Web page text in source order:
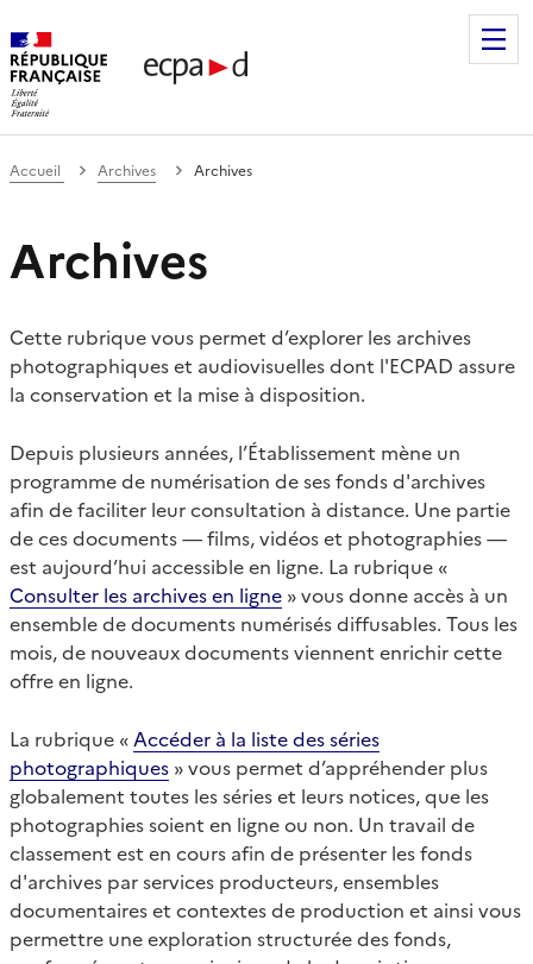
de communication et de production
Accueil Archives Archives
Archives
Cette rubrique vous permet d’explorer les archives
photographiques et audiovisuelles dont l'ECPAD assure
la conservation et la mise à disposition.
Depuis plusieurs années, l’Établissement mène un
programme de numérisation de ses fonds d'archives
afin de faciliter leur consultation à distance. Une partie
de ces documents — films, vidéos et photographies —
est aujourd’hui accessible en ligne. La rubrique «
Consulter les archives en ligne » vous donne accès à un
ensemble de documents numérisés diffusables. Tous les
mois, de nouveaux documents viennent enrichir cette
offre en ligne.
La rubrique « Accéder à la liste des séries
photographiques » vous permet d’appréhender plus
globalement toutes les séries et leurs notices, que les
photographies soient en ligne ou non. Un travail de
classement est en cours afin de présenter les fonds
d'archives par services producteurs, ensembles
documentaires et contextes de production et ainsi vous
permettre une exploration structurée des fonds,